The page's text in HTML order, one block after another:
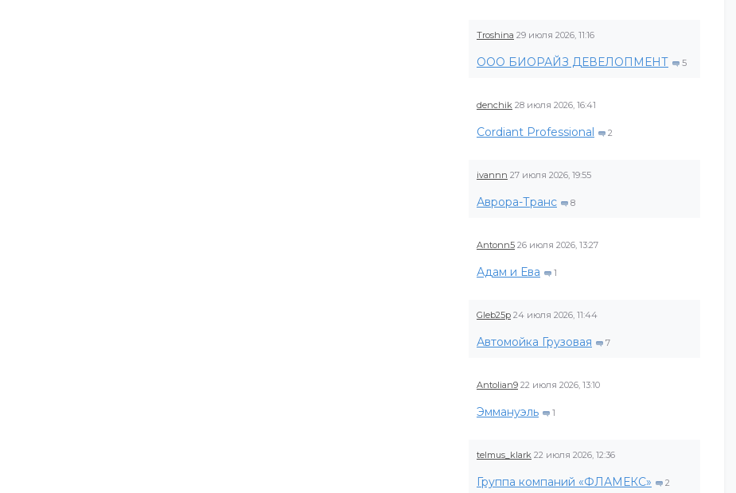
Troshina 29 июля 2026, 11:16
ООО БИОРАЙЗ ДЕВЕЛОПМЕНТ 5
denchik 28 июля 2026, 16:41
Cordiant Professional 2
ivannn 27 июля 2026, 19:55
Аврора-Транс 8
Antonn5 26 июля 2026, 13:27
Адам и Ева 1
Gleb25p 24 июля 2026, 11:44
Автомойка Грузовая 7
Antolian9 22 июля 2026, 13:10
Эммануэль 1
telmus_klark 22 июля 2026, 12:36
Группа компаний «ФЛАМЕКС» 2